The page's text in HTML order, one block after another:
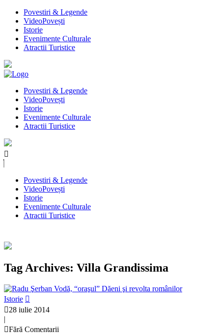
Povestiri & Legende
VideoPovești
Istorie
Evenimente Culturale
Atractii Turistice
Povestiri & Legende
VideoPovești
Istorie
Evenimente Culturale
Atractii Turistice
Povestiri & Legende
VideoPovești
Istorie
Evenimente Culturale
Atractii Turistice
Tag Archives: Villa Grandissima
Istorie
28 iulie 2014
|
Fără Comentarii